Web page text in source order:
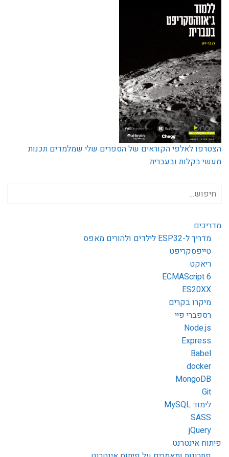
הצטרפו לאלפי הקוראים של הספרים שלי שמלמדים תכנות
מעשי בקלות ובעברית
חיפוש
עבור:
מדריכים
מדריך ל-ESP32 לילדים ולהורים מאפס
טייפסקריפט
ריאקט
ECMAScript 6
ES20XX
מיקרו בקרים
רספברי פיי
Node.js
Express
Babel
docker
MongoDB
Git
לימוד MySQL
SASS
jQuery
פיתוח אינטרנט